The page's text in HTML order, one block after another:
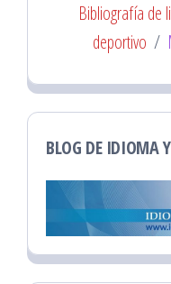
Bibliografía de
deportivo /
BLOG DE IDIOMA